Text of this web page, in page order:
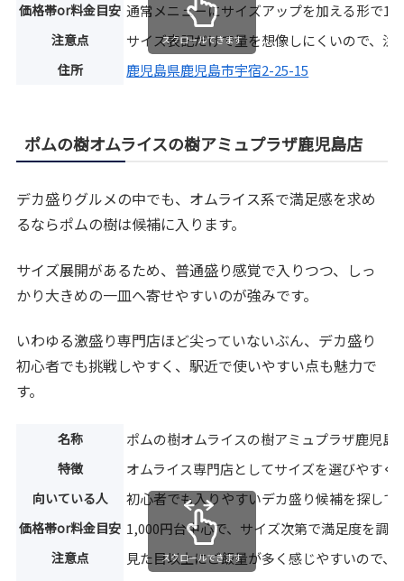
価格帯or料金目安 通常メニューにサイズアップを加える形で
注意点 サイズ表記だけで量を想像しにくいので、注
住所 鹿児島県鹿児島市宇宿2-25-15
スクロールできます
ポムの樹オムライスの樹アミュプラザ鹿児島店
デカ盛りグルメの中でも、オムライス系で満足感を求め
るならポムの樹は候補に入ります。
サイズ展開があるため、普通盛り感覚で入りつつ、しっ
かり大きめの一皿へ寄せやすいのが強みです。
いわゆる激盛り専門店ほど尖っていないぶん、デカ盛り
初心者でも挑戦しやすく、駅近で使いやすい点も魅力で
す。
名称 ポムの樹オムライスの樹アミュプラザ鹿児島
特徴 オムライス専門店としてサイズを選びやすく
向いている人 初心者でも入りやすいデカ盛り候補を探して
価格帯or料金目安 1,000円台中心で、サイズ次第で満足度を調
注意点 見た目以上にご飯量が多く感じやすいので
スクロールできます